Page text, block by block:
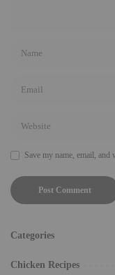
Save my name, email,
Categories
Chicken Recipes